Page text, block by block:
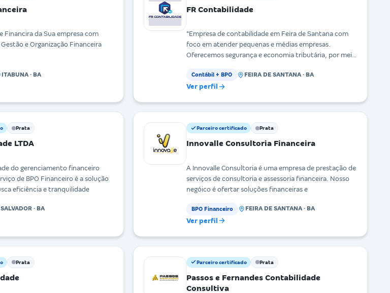
Financira da Sua empresa com
e Organização Financeira
ITABUNA · BA
FR Contabilidade
"Empresa de contabilidade em Feira de Santana com
foco em atender pequenas e médias empresas.
Oferecemos segurança e economia tributária, por meio
Contábil + BPO FEIRA DE SANTANA · BA
Ver perfil
Prata
LTDA
do gerenciamento financeiro
de BPO Financeiro é a solução
eficiência e tranquilidade
SALVADOR · BA
Parceiro certificado Prata
Innovalle Consultoria Financeira
A Innovalle Consultoria é uma empresa de prestação de
serviços de consultoria e assessoria financeira. Nosso
negóico é ofertar soluções financeiras e
BPO Financeiro FEIRA DE SANTANA · BA
Ver perfil
Prata Parceiro certificado Prata
Passos e Fernandes Contabilidade
Consultiva